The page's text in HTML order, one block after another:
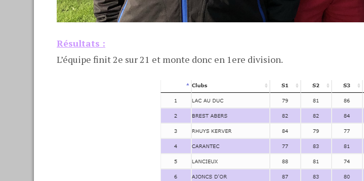
Résultats :
L’équipe finit 2e sur 21 et monte donc en 1ere division.